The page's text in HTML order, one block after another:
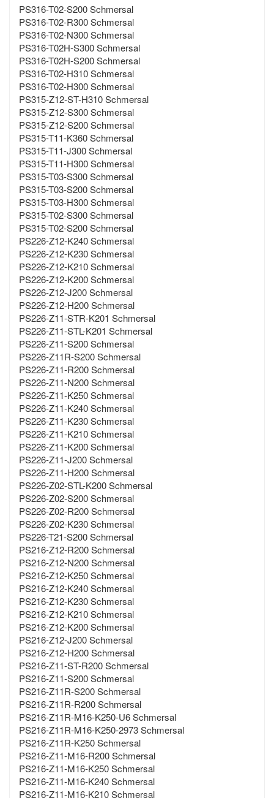
PS316-T02-S200 Schmersal
PS316-T02-R300 Schmersal
PS316-T02-N300 Schmersal
PS316-T02H-S300 Schmersal
PS316-T02H-S200 Schmersal
PS316-T02-H310 Schmersal
PS316-T02-H300 Schmersal
PS315-Z12-ST-H310 Schmersal
PS315-Z12-S300 Schmersal
PS315-Z12-S200 Schmersal
PS315-T11-K360 Schmersal
PS315-T11-J300 Schmersal
PS315-T11-H300 Schmersal
PS315-T03-S300 Schmersal
PS315-T03-S200 Schmersal
PS315-T03-H300 Schmersal
PS315-T02-S300 Schmersal
PS315-T02-S200 Schmersal
PS226-Z12-K240 Schmersal
PS226-Z12-K230 Schmersal
PS226-Z12-K210 Schmersal
PS226-Z12-K200 Schmersal
PS226-Z12-J200 Schmersal
PS226-Z12-H200 Schmersal
PS226-Z11-STR-K201 Schmersal
PS226-Z11-STL-K201 Schmersal
PS226-Z11-S200 Schmersal
PS226-Z11R-S200 Schmersal
PS226-Z11-R200 Schmersal
PS226-Z11-N200 Schmersal
PS226-Z11-K250 Schmersal
PS226-Z11-K240 Schmersal
PS226-Z11-K230 Schmersal
PS226-Z11-K210 Schmersal
PS226-Z11-K200 Schmersal
PS226-Z11-J200 Schmersal
PS226-Z11-H200 Schmersal
PS226-Z02-STL-K200 Schmersal
PS226-Z02-S200 Schmersal
PS226-Z02-R200 Schmersal
PS226-Z02-K230 Schmersal
PS226-T21-S200 Schmersal
PS216-Z12-R200 Schmersal
PS216-Z12-N200 Schmersal
PS216-Z12-K250 Schmersal
PS216-Z12-K240 Schmersal
PS216-Z12-K230 Schmersal
PS216-Z12-K210 Schmersal
PS216-Z12-K200 Schmersal
PS216-Z12-J200 Schmersal
PS216-Z12-H200 Schmersal
PS216-Z11-ST-R200 Schmersal
PS216-Z11-S200 Schmersal
PS216-Z11R-S200 Schmersal
PS216-Z11R-R200 Schmersal
PS216-Z11R-M16-K250-U6 Schmersal
PS216-Z11R-M16-K250-2973 Schmersal
PS216-Z11R-K250 Schmersal
PS216-Z11-M16-R200 Schmersal
PS216-Z11-M16-K250 Schmersal
PS216-Z11-M16-K240 Schmersal
PS216-Z11-M16-K210 Schmersal